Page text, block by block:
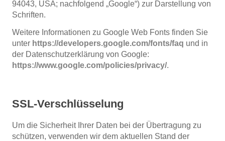
94043, USA; nachfolgend „Google“) zur Darstellung von
Schriften.
Weitere Informationen zu Google Web Fonts finden Sie
unter https://developers.google.com/fonts/faq und in
der Datenschutzerklärung von Google:
https://www.google.com/policies/privacy/.
SSL-Verschlüsselung
Um die Sicherheit Ihrer Daten bei der Übertragung zu
schützen, verwenden wir dem aktuellen Stand der